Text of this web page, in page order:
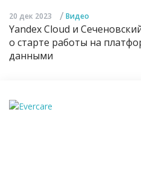
20 дек 2023 / Видео
Yandex Cloud и
о старте работы на
данными